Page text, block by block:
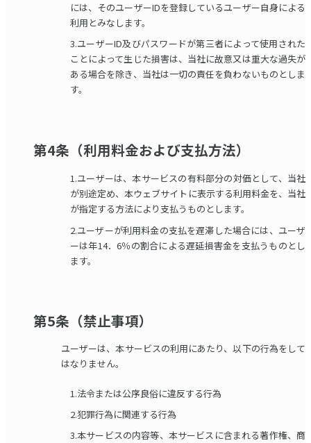
には、そのユーザーIDを登録しているユーザー自身による
利用とみなします。
3.ユーザーID及びパスワードが第三者によって使用された
ことによって生じた損害は、当社に故意又は重大な過失が
ある場合を除き、当社は一切の責任を負わないものとしま
す。
第4条（利用料金および支払方法）
1.ユーザーは、本サービスの有料部分の対価として、当社
が別途定め、本ウェブサイトに表示する利用料金を、当社
が指定する方法により支払うものとします。
2.ユーザーが利用料金の支払を遅滞した場合には、ユーザ
ーは年14．6％の割合による遅延損害金を支払うものとし
ます。
第5条（禁止事項）
ユーザーは、本サービスの利用にあたり、以下の行為をして
はなりません。
1.法令または公序良俗に違反する行為
2.犯罪行為に関連する行為
3.本サービスの内容等、本サービスに含まれる著作権、商